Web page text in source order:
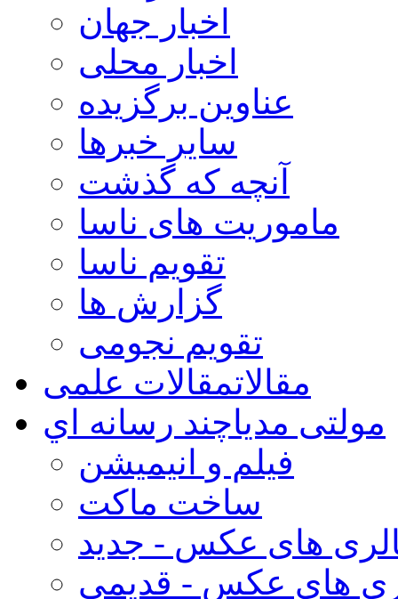
اخبار جهان
اخبار محلی
عناوین برگزیده
سایر خبرها
آنچه که گذشت
ماموریت های ناسا
تقویم ناسا
گزارش ها
تقویم نجومی
مقالاتمقالات علمی
مولتی مدیاچند رسانه اي
فیلم و انیمیشن
ساخت ماکت
های عکس - جدید
های عکس - قدیمی